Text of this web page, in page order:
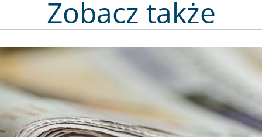
Zobacz także
Obraz